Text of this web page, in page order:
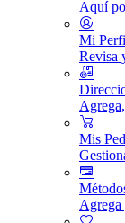
Aquí
Mi
Revisa
Mis
Agrega